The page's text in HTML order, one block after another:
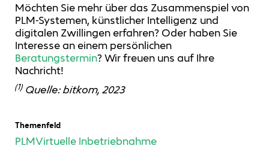
Themenfeld
PLMVirtuelle Inbetriebnahme
Möchten Sie mehr über das Zusammenspiel von
PLM-Systemen, künstlicher Intelligenz und
digitalen Zwillingen erfahren? Oder haben Sie
Interesse an einem persönlichen
Beratungstermin? Wir freuen uns auf Ihre
Nachricht!
(1) Quelle: bitkom, 2023